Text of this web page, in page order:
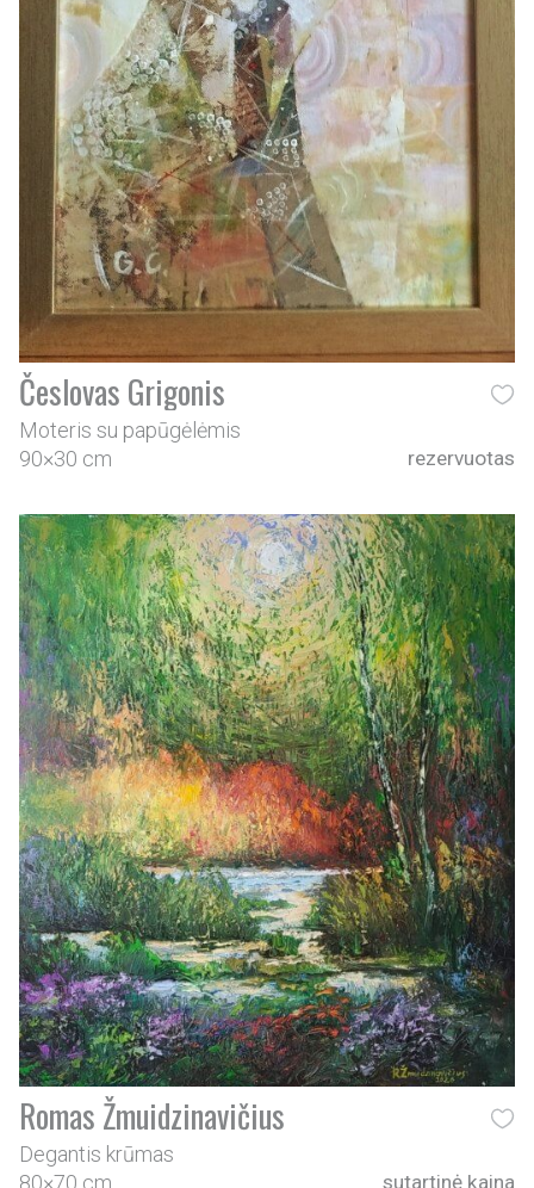
Česlovas Grigonis
Moteris su papūgėlėmis
90×30 cm
rezervuotas
Romas Žmuidzinavičius
Degantis krūmas
80×70 cm
sutartinė kaina